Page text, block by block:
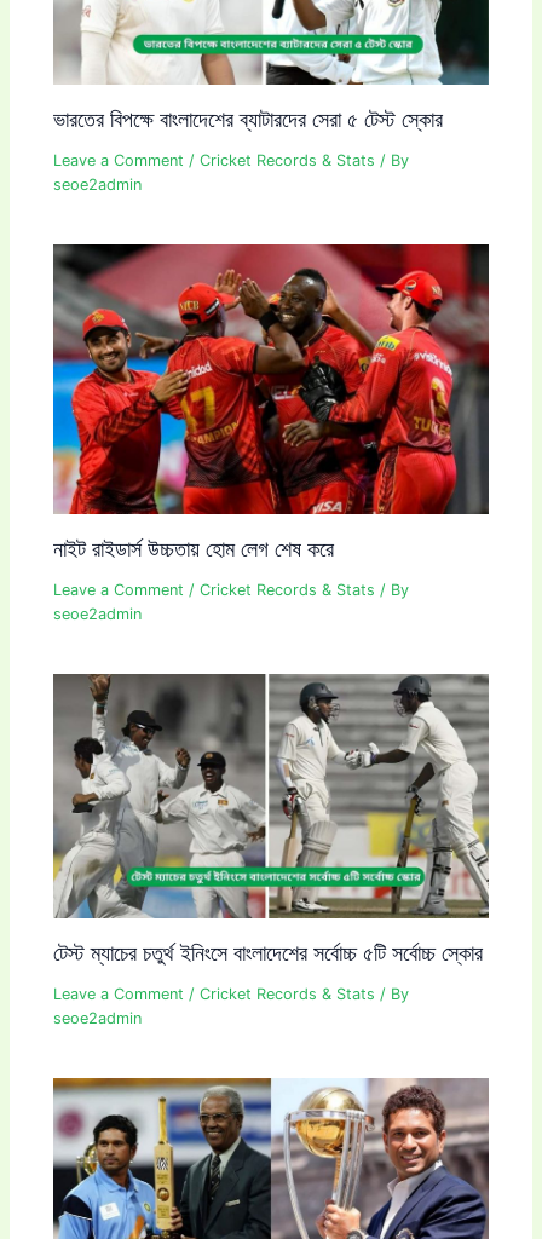
ভারতের বিপক্ষে বাংলাদেশের ব্যাটারদের সেরা ৫ টেস্ট স্কোর
Leave a Comment /Cricket Records & Stats / By
seoe2admin
নাইট রাইডার্স উচ্চতায় হোম লেগ শেষ করে
Leave a Comment /Cricket Records & Stats / By
seoe2admin
টেস্ট ম্যাচের চতুর্থ ইনিংসে বাংলাদেশের সর্বোচ্চ ৫টি সর্বোচ্চ স্কোর
Leave a Comment /Cricket Records & Stats / By
seoe2admin